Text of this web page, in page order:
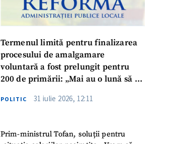
Termenul limită pentru finalizarea
procesului de amalgamare
voluntară a fost prelungit pentru
200 de primării: „Mai au o lună să se
POLITIC 31 iulie 2026, 12:11
Prim-ministrul Tofan, soluții pentru